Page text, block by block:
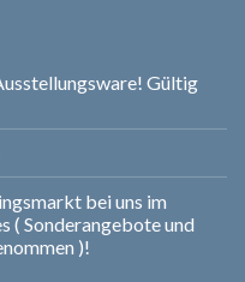
Gültig
bei uns im
( Sonderangebote und
)!